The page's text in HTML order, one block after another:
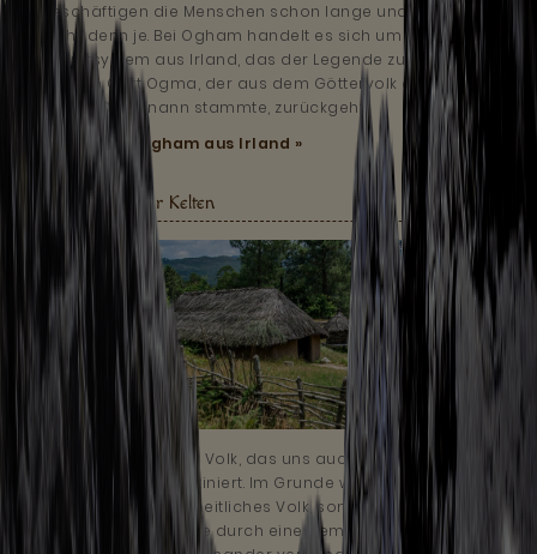
beschäftigen die Menschen schon lange und heute
mehr denn je. Bei Ogham handelt es sich um ein
Schriftsystem aus Irland, das der Legende zufolge
auf den Gott Ogma, der aus dem Göttervolk der
Túatha Dé Danann stammte, zurückgeht.
Mehr lesen:
Ogham aus Irland »
Gesellschaft der Kelten
Die Kelten waren ein Volk, das uns auch heute noch
interessiert und fasziniert. Im Grunde waren sie
jedoch gar kein einheitliches Volk, sondern eher
einzelne Stämme, die durch eine gemeinsame